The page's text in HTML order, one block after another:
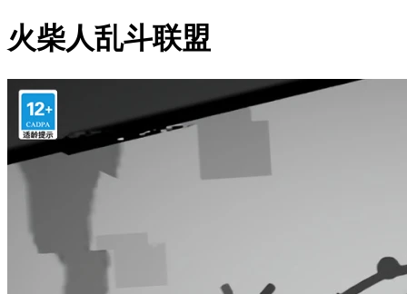
火柴人乱斗联盟